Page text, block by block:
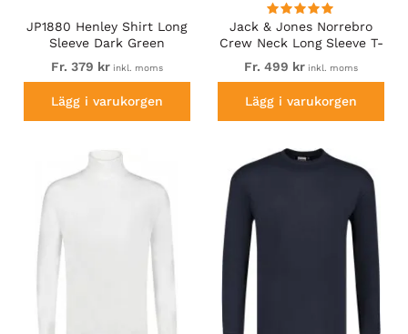
JP1880 Henley Shirt Long
Sleeve Dark Green
Fr. 379 krinkl. moms
Lägg i varukorgen
Jack & Jones Norrebro
Crew Neck Long Sleeve T-
Shirt Black
Fr. 499 kr inkl. moms
Lägg i varukorgen